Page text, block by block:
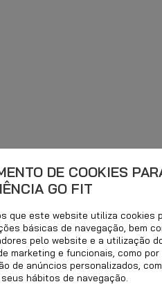
DE COOKIES
GO FIT
que este website utiliza cookies
básicas de navegação, bem
pelo website e a utilização
marketing e funcionais, como
de anúncios personalizados,
hábitos de navegação.